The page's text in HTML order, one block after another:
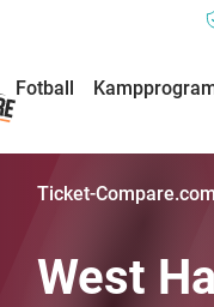
Fotball
Ticket-Compare.com
West